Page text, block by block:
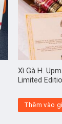
Xì Gà H.
Limited
Thêm vào